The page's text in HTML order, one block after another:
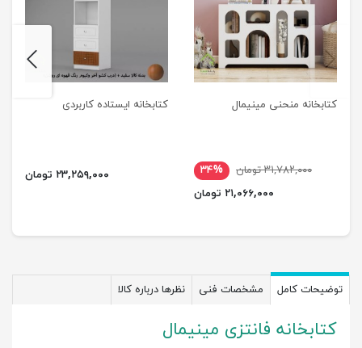
کتابخانه منحنی مینیمال
۳۱,۷۸۲,۰۰۰ تومان
۳۴%
۲۱,۰۶۶,۰۰۰ تومان
کتابخانه ایستاده کاربردی
۲۳,۲۵۹,۰۰۰ تومان
previus
توضیحات کامل مشخصات فنی نظرها درباره کالا
کتابخانه فانتزی مینیمال